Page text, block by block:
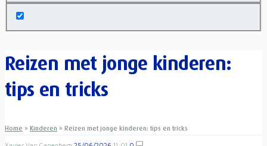
Reizen met jonge kinderen:
tips en tricks
Home » Kinderen » Reizen met jonge kinderen: tips en tricks